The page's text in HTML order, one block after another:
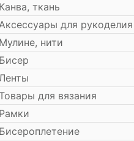
Канва, ткань
для рукоделия
Мулине, нити
Бисер
Товары для вязания
Рамки
Бисероплетение